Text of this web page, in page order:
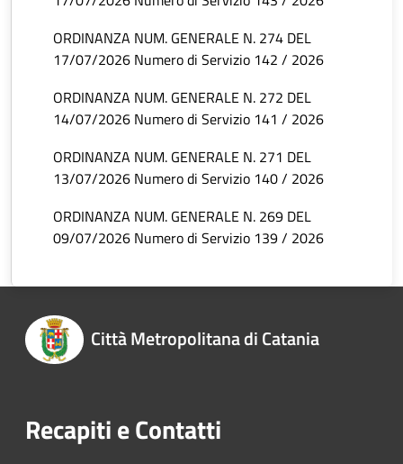
ORDINANZA NUM. GENERALE N. 274 DEL
17/07/2026 Numero di Servizio 142 / 2026
ORDINANZA NUM. GENERALE N. 272 DEL
14/07/2026 Numero di Servizio 141 / 2026
ORDINANZA NUM. GENERALE N. 271 DEL
13/07/2026 Numero di Servizio 140 / 2026
ORDINANZA NUM. GENERALE N. 269 DEL
09/07/2026 Numero di Servizio 139 / 2026
Città Metropolitana di Catania
Recapiti e Contatti